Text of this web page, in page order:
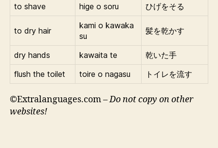
to shave hige o soru ひげをそる
to dry hair
kami o kawaka
su
髪を乾かす
dry hands kawaita te
乾いた手
flush the toilet
toire o nagasu トイレを流す
©Extralanguages.com –Do not copy on other
websites!